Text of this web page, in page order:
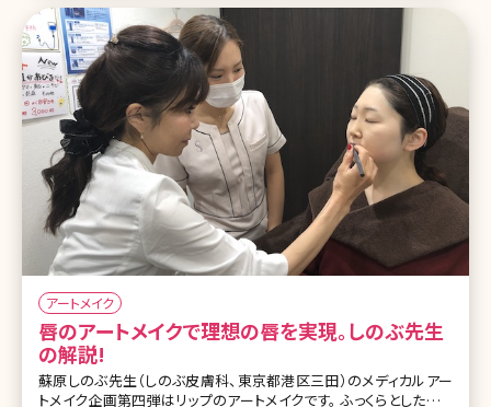
アートメイク
唇のアートメイクで理想の唇を実現。しのぶ先生
の解説!
蘇原しのぶ先生（しのぶ皮膚科、東京都港区三田）のメディカルアー
トメイク企画第四弾はリップのアートメイクです。 ふっくらとしたセク